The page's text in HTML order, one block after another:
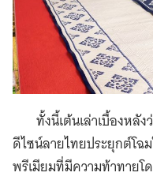
ทั้งนี้เต้นเล่าเบื้องหลั
ดีไซน์ลายไทยประยุกต์โฉ
พรีเมียมที่มีความท้าทายโ